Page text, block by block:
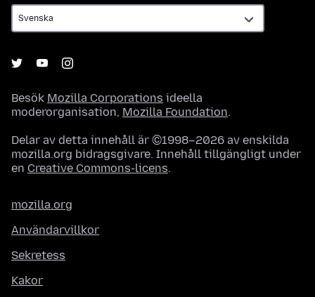
Besök Mozilla Corporations ideella
moderorganisation, Mozilla Foundation.
Delar av detta innehåll är ©1998–2026 av enskilda
mozilla.org bidragsgivare. Innehåll tillgängligt under
en Creative Commons-licens.
mozilla.org
Användarvillkor
Sekretess
Kakor